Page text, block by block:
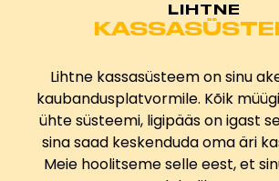
LIHTNE
Lihtne kassasüsteem on sinu
kaubandusplatvormile. Kõik
ühte süsteemi, ligipääs on igast
sina saad keskenduda oma äri
Meie hoolitseme selle eest, et